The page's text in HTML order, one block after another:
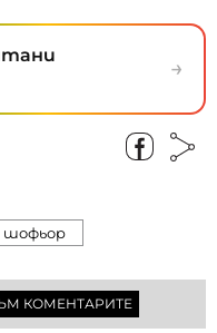
→
шофьор
КОМЕНТАРИТЕ